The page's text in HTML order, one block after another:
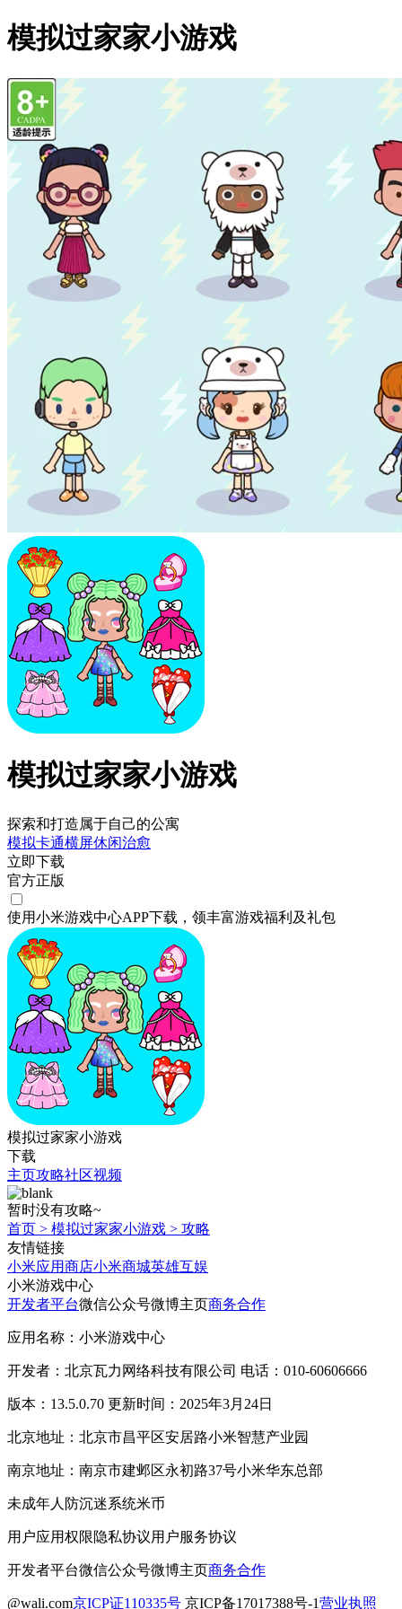
模拟过家家小游戏
模拟过家家小游戏
探索和打造属于自己的公寓
模拟卡通横屏休闲治愈
立即下载
官方正版
使用小米游戏中心APP下载 ，领丰富游戏福利 及礼包
模拟过家家小游戏
下载
主页攻略社区视频
暂时没有攻略~
首页 > 模拟过家家小游戏 > 攻略
友情链接
小米应用商店小米商城英雄互娱
小米游戏中心
开发者平台微信公众号微博主页商务合作
应用名称：小米游戏中心
开发者：北京瓦力网络科技有限公司 电话：010-60606666
版本：13.5.0.70 更新时间：2025年3月24日
北京地址：北京市昌平区安居路小米智慧产业园
南京地址：南京市建邺区永初路37号小米华东总部
未成年人防沉迷系统米币
用户应用权限隐私协议用户服务协议
开发者平台微信公众号微博主页商务合作
@wali.com京ICP证110335号 京ICP备17017388号-1营业执照